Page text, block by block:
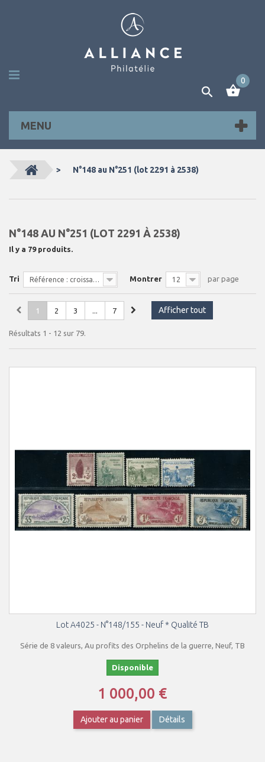
0
MENU
> N°148 au N°251 (lot 2291 à 2538)
N°148 AU N°251 (LOT 2291 À 2538)
Il y a 79 produits.
Tri Référence : croissante Montrer 12 par page
Afficher tout
1 2 3 ... 7
Résultats 1 - 12 sur 79.
Lot A4025 - N°148/155 - Neuf * Qualité TB
Série de 8 valeurs, Au profits des Orphelins de la guerre, Neuf, TB
Disponible
1 000,00 €
Ajouter au panier Détails